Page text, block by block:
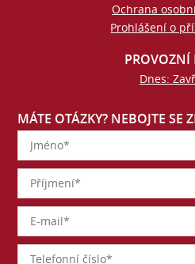
Ochrana
Prohlášení o
PROVOZNÍ
Dnes:
MÁTE OTÁZKY? NEBOJTE SE